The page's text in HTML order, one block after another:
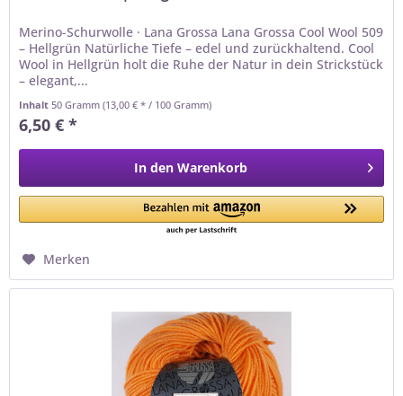
Merino-Schurwolle · Lana Grossa Lana Grossa Cool Wool 509
– Hellgrün Natürliche Tiefe – edel und zurückhaltend. Cool
Wool in Hellgrün holt die Ruhe der Natur in dein Strickstück
– elegant,...
Inhalt50 Gramm(13,00 € * / 100 Gramm)
6,50 € *
In den Warenkorb
Merken